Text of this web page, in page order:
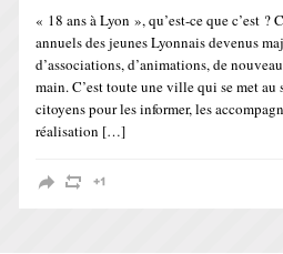
« 18 ans à Lyon », qu’est-ce que c’est ?
annuels des jeunes Lyonnais devenus
d’associations, d’animations, de
main. C’est toute une ville qui se met au
citoyens pour les informer, les
réalisation […]